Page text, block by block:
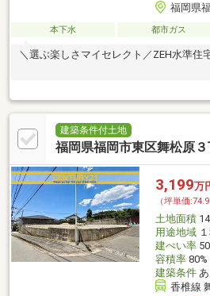
福岡県
本下水 都市ガス
＼選ぶ楽しさマイセレクト／ZEH水準
建築条件付土地
福岡県福岡市東区舞松原
3,199万
（坪単価
土地面積
用途地域１
建ぺい率
容積率80%
建築条件あ
香椎線